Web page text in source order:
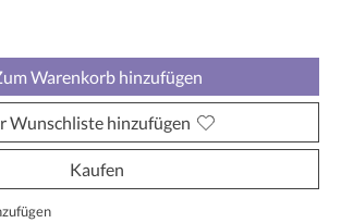
Warenkorb hinzufügen
Wunschliste hinzufügen
Kaufen